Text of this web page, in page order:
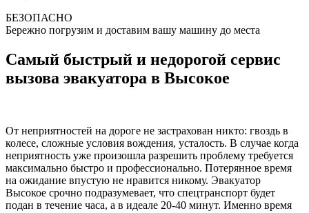
БЕЗОПАСНО
Бережно погрузим и доставим вашу машину до места
Самый быстрый и недорогой сервис
вызова эвакуатора в Высокое
От неприятностей на дороге не застрахован никто: гвоздь в
колесе, сложные условия вождения, усталость. В случае когда
неприятность уже произошла разрешить проблему требуется
максимально быстро и профессионально. Потерянное время
на ожидание впустую не нравится никому. Эвакуатор
Высокое срочно подразумевает, что спецтранспорт будет
подан в течение часа, а в идеале 20-40 минут. Именно время